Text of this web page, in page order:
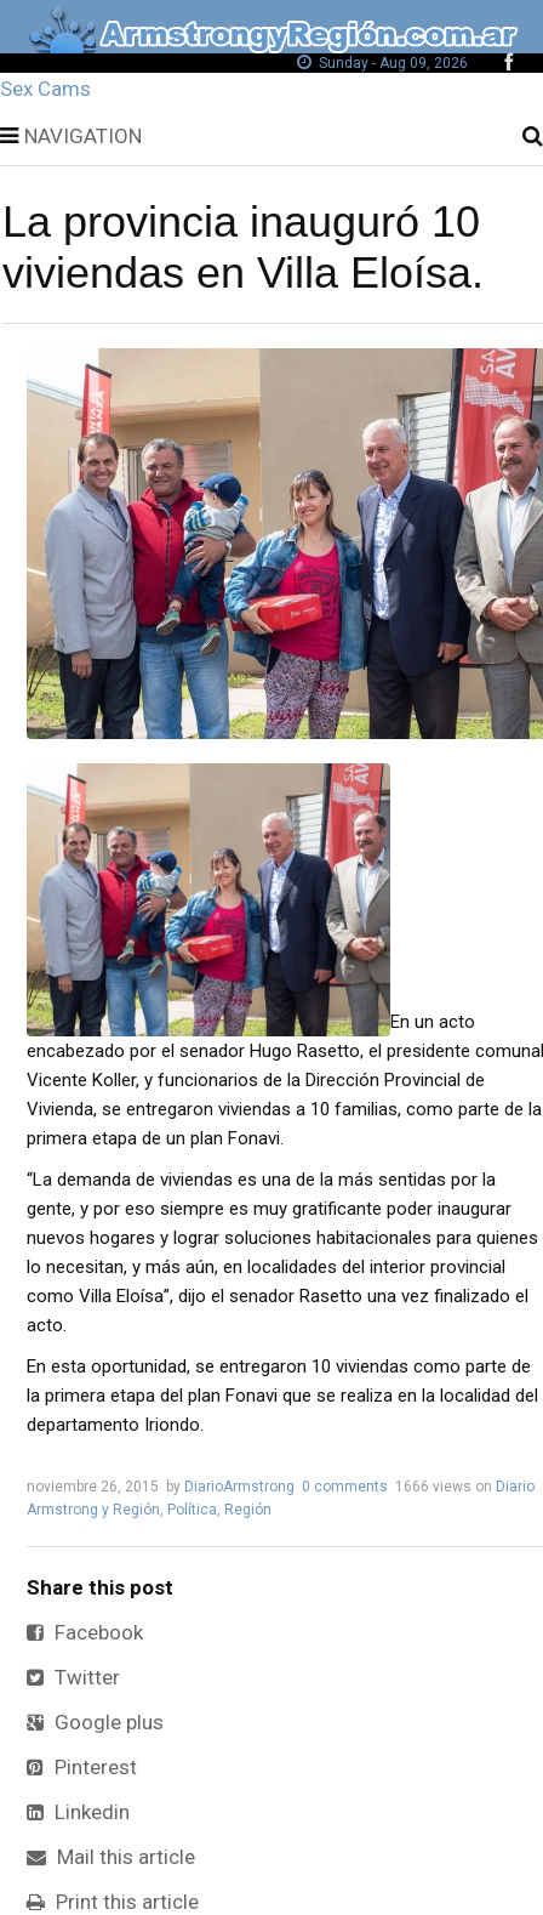
Sunday - Aug 09, 2026
Sex Cams
NAVIGATION
La provincia inauguró 10
viviendas en Villa Eloísa.
En un acto
encabezado por el senador Hugo Rasetto, el presidente comunal
Vicente Koller, y funcionarios de la Dirección Provincial de
Vivienda, se entregaron viviendas a 10 familias, como parte de la
primera etapa de un plan Fonavi.
“La demanda de viviendas es una de la más sentidas por la
gente, y por eso siempre es muy gratificante poder inaugurar
nuevos hogares y lograr soluciones habitacionales para quienes
lo necesitan, y más aún, en localidades del interior provincial
como Villa Eloísa”, dijo el senador Rasetto una vez finalizado el
acto.
En esta oportunidad, se entregaron 10 viviendas como parte de
la primera etapa del plan Fonavi que se realiza en la localidad del
departamento Iriondo.
noviembre 26, 2015 by DiarioArmstrong 0 comments 1666 views on Diario
Armstrong y Región Política Región
Share this post
Facebook
Twitter
Google plus
Pinterest
Linkedin
Mail this article
Print this article